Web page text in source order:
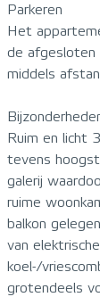
Parkeren
Het
de afgesloten
middels
Ruim en licht
tevens
galerij
ruime
balkon
van
koel-/
grotendeels